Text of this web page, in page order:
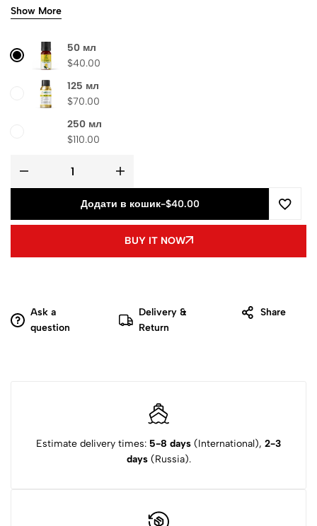
Близький Схід
замовлення
Show More
50 мл
$40.00
125 мл
$70.00
250 мл
$110.00
Додати в кошик-$40.00
BUY IT NOW
Ask a
question
Delivery &
Return
Share
Estimate delivery times: 5-8 days (International), 2-3
days(Russia).